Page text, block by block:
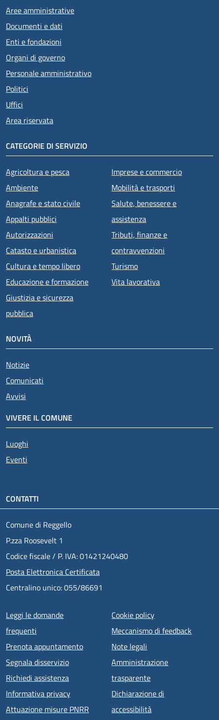
Aree amministrative
Documenti e dati
Enti e fondazioni
Organi di governo
Personale amministrativo
Politici
Uffici
Area riservata
CATEGORIE DI SERVIZIO
Agricoltura e pesca
Ambiente
Anagrafe e stato civile
Appalti pubblici
Autorizzazioni
Catasto e urbanistica
Cultura e tempo libero
Educazione e formazione
Giustizia e sicurezza
pubblica
Imprese e commercio
Mobilità e trasporti
Salute, benessere e
assistenza
Tributi, finanze e
contravvenzioni
Turismo
Vita lavorativa
NOVITÀ
Notizie
Comunicati
Avvisi
VIVERE IL COMUNE
Luoghi
Eventi
CONTATTI
Comune di Reggello
P.zza Roosevelt 1
Codice fiscale / P. IVA: 01421240480
Posta Elettronica Certificata
Centralino unico: 055/86691
Menu piè di pagina
Leggi le domande
frequenti
Prenota appuntamento
Segnala disservizio
Richiedi assistenza
Informativa privacy
Attuazione misure PNRR
Cookie policy
Meccanismo di feedback
Note legali
Amministrazione
trasparente
Dichiarazione di
accessibilità